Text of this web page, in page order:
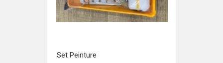
Set Peinture